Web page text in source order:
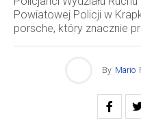
Powiatowej Policji w
porsche, który znacznie
By Mario